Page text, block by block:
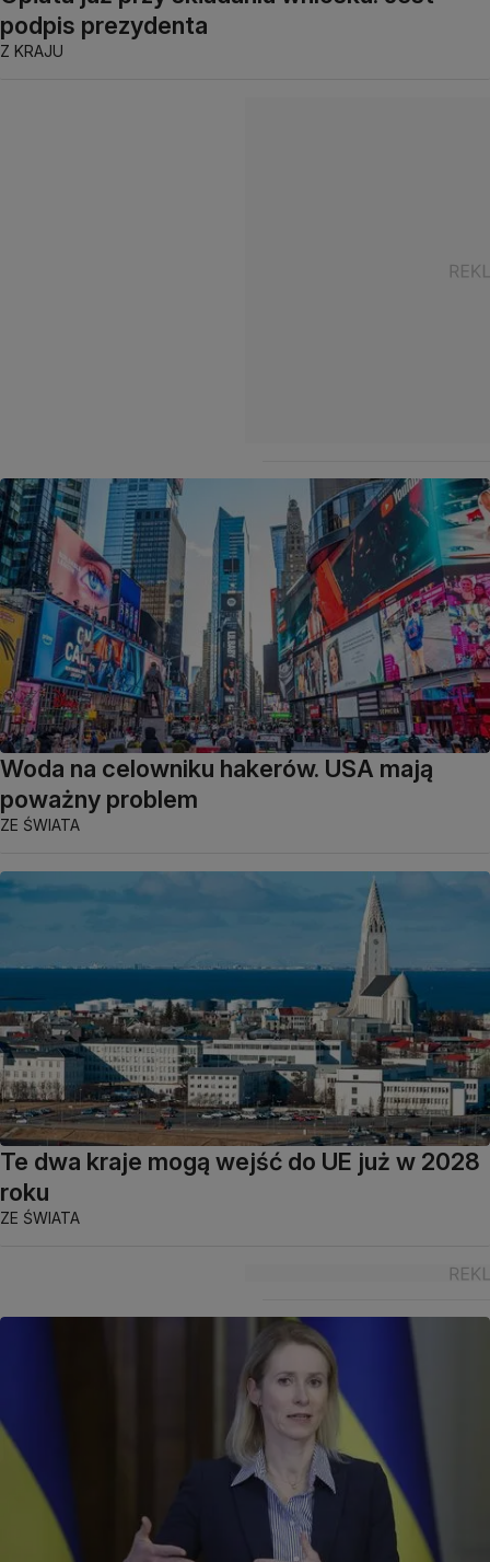
podpis prezydenta
Z KRAJU
Woda na celowniku hakerów. USA mają
poważny problem
ZE ŚWIATA
Te dwa kraje mogą wejść do UE już w 2028
roku
ZE ŚWIATA